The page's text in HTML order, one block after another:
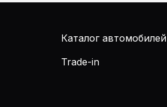
Каталог автомобилей
Trade-in